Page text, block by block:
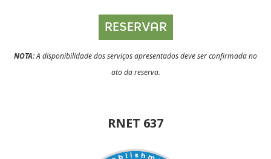
RESERVAR
NOTA:A disponibilidade dos serviços apresentados deve ser confirmada no
ato da reserva.
RNET 637